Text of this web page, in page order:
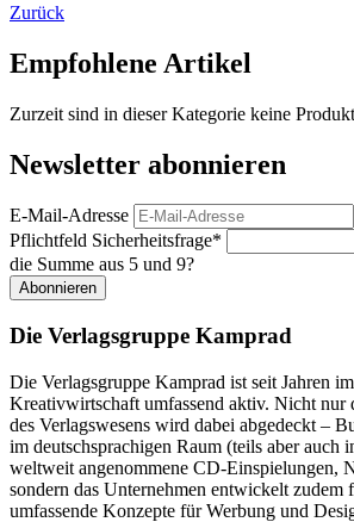
Zurück
Empfohlene Artikel
Zurzeit sind in dieser Kategorie keine
Newsletter abonnieren
E-Mail-Adresse
Pflichtfeld Sicherheitsfrage*
die Summe aus 5 und 9?
Abonnieren
Die Verlagsgruppe Kamprad
Die Verlagsgruppe Kamprad ist seit Jahren
Kreativwirtschaft umfassend aktiv. Nicht nur
des Verlagswesens wird dabei abgedeckt –
im deutschsprachigen Raum (teils aber auch
weltweit angenommene CD-Einspielungen,
sondern das Unternehmen entwickelt zudem
umfassende Konzepte für Werbung und